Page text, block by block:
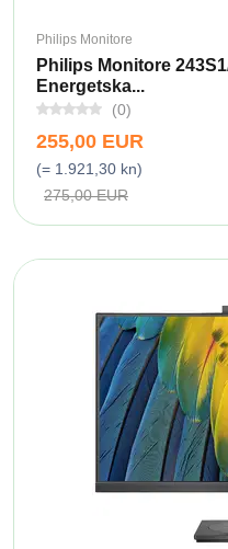
Philips Monitore
Philips Monitore
Energetska...
(0)
255,00 EUR
(= 1.921,30 kn)
275,00 EUR